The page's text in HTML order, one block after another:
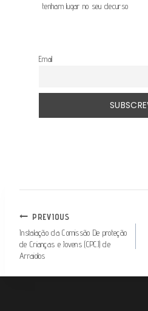
tenham lugar no seu decurso
Email
PREVIOUS
Instalação da Comissão De proteção
de Crianças e Jovens (CPCJ) de
Arraiolos